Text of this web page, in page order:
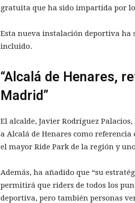
gratuita que ha sido impartida por
Esta nueva instalación deportiva ha
incluido.
“Alcalá de Henares,
Madrid”
El alcalde, Javier Rodríguez
a Alcalá de Henares como
el mayor Ride Park de la región y
Además, ha añadido que “su
permitirá que riders de todos los
deportiva, pero también personas